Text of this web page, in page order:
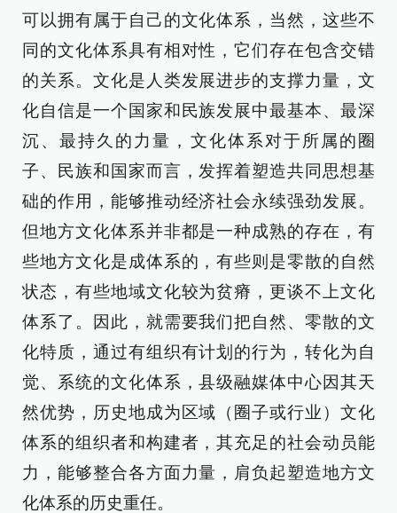
可以拥有属于自己的文化体系，当然，这些不
同的文化体系具有相对性，它们存在包含交错
的关系。文化是人类发展进步的支撑力量，文
化自信是一个国家和民族发展中最基本、最深
沉、最持久的力量，文化体系对于所属的圈
子、民族和国家而言，发挥着塑造共同思想基
础的作用，能够推动经济社会永续强劲发展。
但地方文化体系并非都是一种成熟的存在，有
些地方文化是成体系的，有些则是零散的自然
状态，有些地域文化较为贫瘠，更谈不上文化
体系了。因此，就需要我们把自然、零散的文
化特质，通过有组织有计划的行为，转化为自
觉、系统的文化体系，县级融媒体中心因其天
然优势，历史地成为区域（圈子或行业）文化
体系的组织者和构建者，其充足的社会动员能
力，能够整合各方面力量，肩负起塑造地方文
化体系的历史重任。